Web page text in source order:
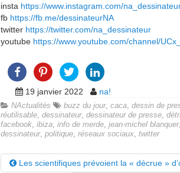
insta https://www.instagram.com/
fb https://fb.me/dessinateurNA
twitter https://twitter.com/na_dessinateur
youtube https://www.youtube.com/channel/
19 janvier 2022 na!
NActualités buzz du jour, caca, dessin de
réutilisable, dessinateur, dessinateur de presse,
facebook, ibiza, info de merde, jean-michel blanquer,
dessinateur, politique, réseaux sociaux, twitter
Les scientifiques prévoient la « décrue »